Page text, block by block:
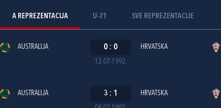
A REPREZENTACIJA U-21 SVE REPREZENTACIJE
12.07.1992.
AUSTRALIJA 0 : 0 HRVATSKA
AUSTRALIJA 3 : 1 HRVATSKA